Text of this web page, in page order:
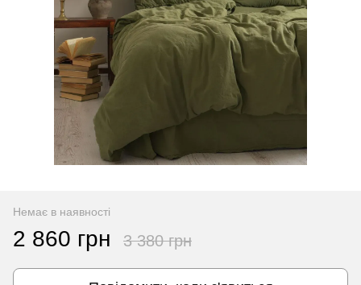
Немає в наявності
2 860 грн 3 380 грн